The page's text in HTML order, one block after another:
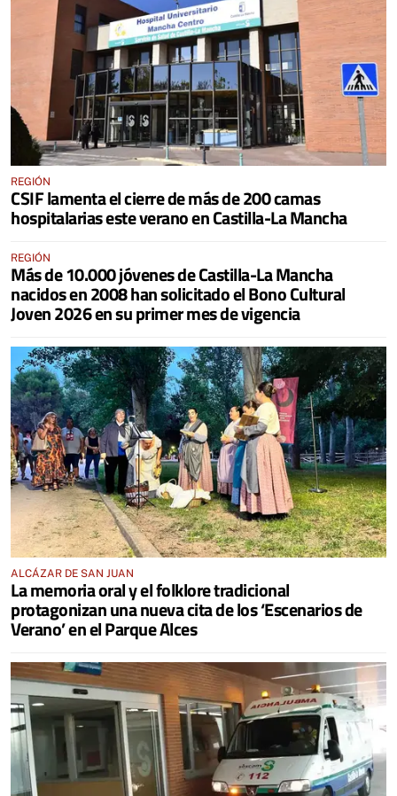
REGIÓN
CSIF lamenta el cierre de más de 200 camas
hospitalarias este verano en Castilla-La Mancha
REGIÓN
Más de 10.000 jóvenes de Castilla-La Mancha
nacidos en 2008 han solicitado el Bono Cultural
Joven 2026 en su primer mes de vigencia
ALCÁZAR DE SAN JUAN
La memoria oral y el folklore tradicional
protagonizan una nueva cita de los ‘Escenarios de
Verano’ en el Parque Alces